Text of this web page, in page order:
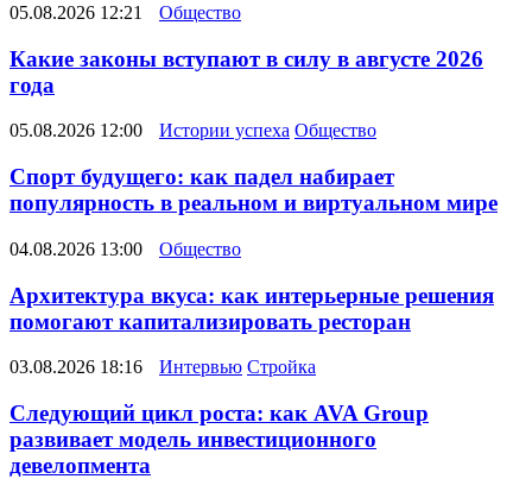
05.08.2026 12:21 Общество
Какие законы вступают в силу в августе 2026
года
05.08.2026 12:00 Истории успеха Общество
Спорт будущего: как падел набирает
популярность в реальном и виртуальном мире
04.08.2026 13:00 Общество
Архитектура вкуса: как интерьерные решения
помогают капитализировать ресторан
03.08.2026 18:16 Интервью Стройка
Следующий цикл роста: как AVA Group
развивает модель инвестиционного
девелопмента